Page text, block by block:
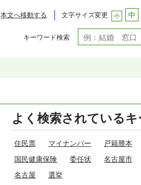
本文へ移動する 文字サイズ変更 小 中
キーワード検索
よく検索されているキ
住民票 マイナンバー 戸籍謄本
国民健康保険
委任状 名古屋市
名古屋
選挙